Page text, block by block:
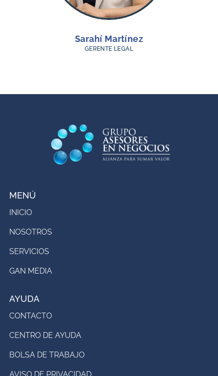
Sarahí Martínez
GERENTE LEGAL
MENÚ
INICIO
NOSOTROS
SERVICIOS
GAN MEDIA
AYUDA
CONTACTO
CENTRO DE AYUDA
BOLSA DE TRABAJO